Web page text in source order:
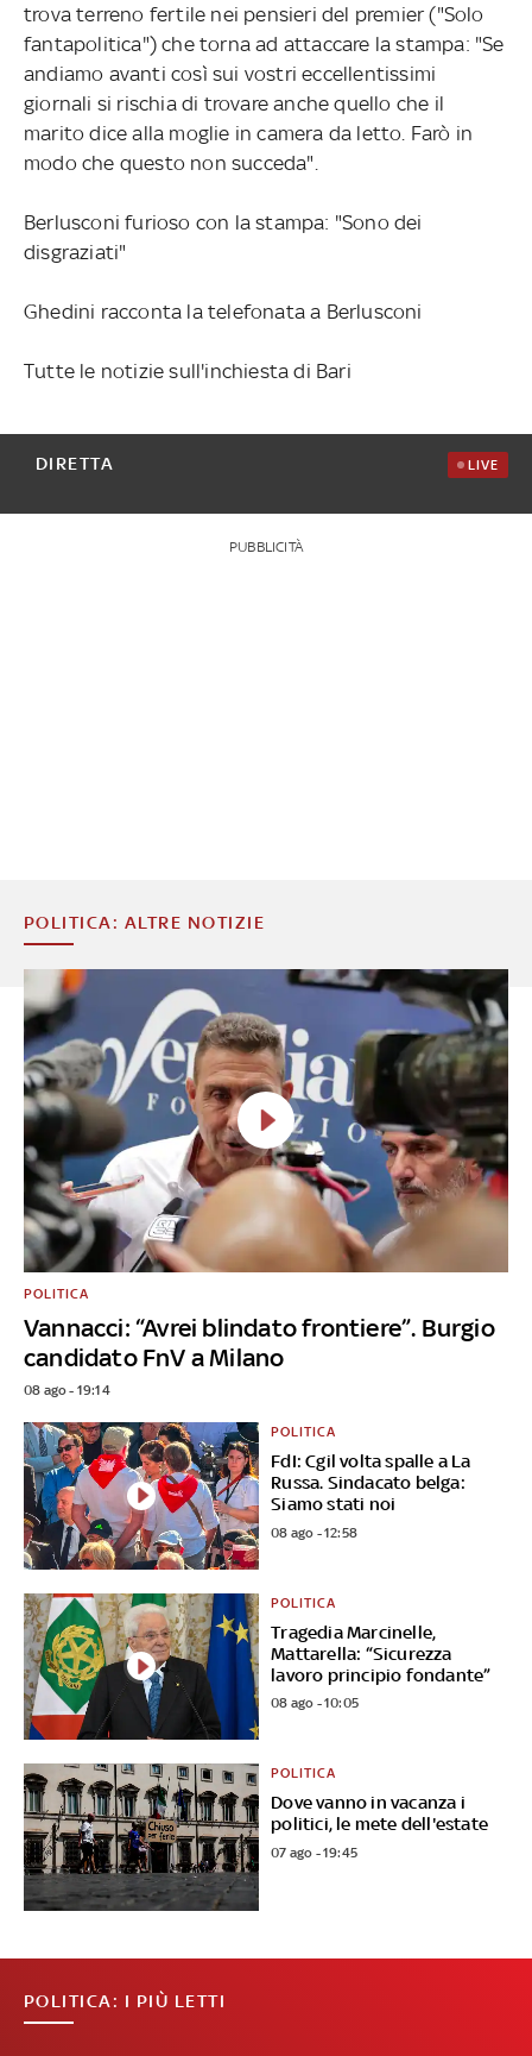
trova terreno fertile nei pensieri del premier ("Solo
fantapolitica") che torna ad attaccare la stampa: "Se
andiamo avanti così sui vostri eccellentissimi
giornali si rischia di trovare anche quello che il
marito dice alla moglie in camera da letto. Farò in
modo che questo non succeda".
Berlusconi furioso con la stampa: "Sono dei
disgraziati"
Ghedini racconta la telefonata a Berlusconi
Tutte le notizie sull'inchiesta di Bari
DIRETTA LIVE
PUBBLICITÀ
POLITICA: ALTRE NOTIZIE
Vannacci: “Avrei blindato frontiere”. Burgio
candidato FnV a Milano
POLITICA
08 ago - 19:14
FdI: Cgil volta spalle a La
Russa. Sindacato belga:
Siamo stati noi
POLITICA
08 ago - 12:58
Tragedia Marcinelle,
Mattarella: “Sicurezza
lavoro principio fondante”
POLITICA
08 ago - 10:05
Dove vanno in vacanza i
politici, le mete dell'estate
POLITICA
07 ago - 19:45
POLITICA: I PIÙ LETTI